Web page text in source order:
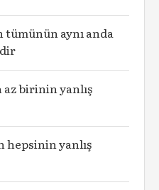
aynı anda
birinin yanlış
hepsinin yanlış